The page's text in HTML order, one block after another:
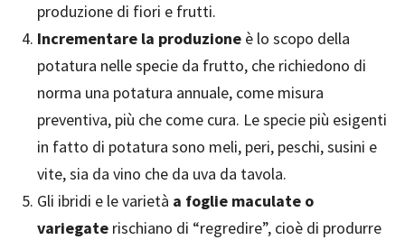
produzione di fiori e frutti.
Incrementare la produzione è lo scopo della
potatura nelle specie da frutto, che richiedono di
norma una potatura annuale, come misura
preventiva, più che come cura. Le specie più esigenti
in fatto di potatura sono meli, peri, peschi, susini e
vite, sia da vino che da uva da tavola.
Gli ibridi e le varietà a foglie maculate o
variegate rischiano di “regredire”, cioè di produrre